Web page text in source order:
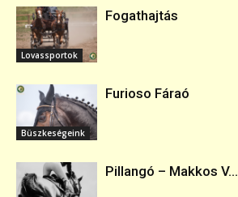
Lovassportok
Fogathajtás
Büszkeségeink
Furioso Fáraó
Pillangó – Makkos V...